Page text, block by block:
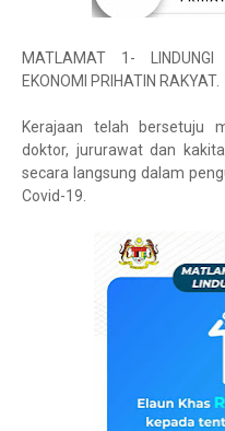
MATLAMAT 1- LINDUNGI
EKONOMI PRIHATIN RAKYAT.
Kerajaan telah bersetuju
doktor, jururawat dan
secara langsung dalam
Covid-19.